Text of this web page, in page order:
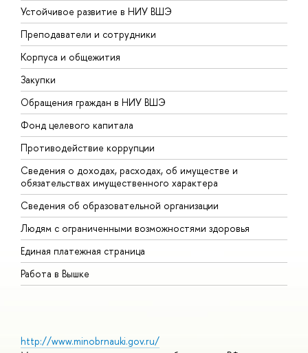
Устойчивое развитие в НИУ ВШЭ
Преподаватели и сотрудники
Корпуса и общежития
Закупки
Обращения граждан в НИУ ВШЭ
Фонд целевого капитала
Противодействие коррупции
Сведения о доходах, расходах, об имуществе и
обязательствах имущественного характера
Сведения об образовательной организации
Людям с ограниченными возможностями здоровья
Единая платежная страница
Работа в Вышке
http://www.minobrnauki.gov.ru/